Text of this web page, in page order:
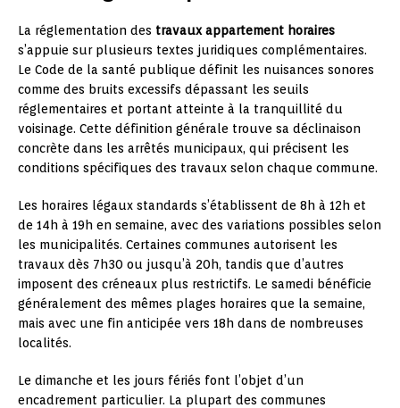
La réglementation des travaux appartement horaires
s’appuie sur plusieurs textes juridiques complémentaires.
Le Code de la santé publique définit les nuisances sonores
comme des bruits excessifs dépassant les seuils
réglementaires et portant atteinte à la tranquillité du
voisinage. Cette définition générale trouve sa déclinaison
concrète dans les arrêtés municipaux, qui précisent les
conditions spécifiques des travaux selon chaque commune.
Les horaires légaux standards s’établissent de 8h à 12h et
de 14h à 19h en semaine, avec des variations possibles selon
les municipalités. Certaines communes autorisent les
travaux dès 7h30 ou jusqu’à 20h, tandis que d’autres
imposent des créneaux plus restrictifs. Le samedi bénéficie
généralement des mêmes plages horaires que la semaine,
mais avec une fin anticipée vers 18h dans de nombreuses
localités.
Le dimanche et les jours fériés font l’objet d’un
encadrement particulier. La plupart des communes